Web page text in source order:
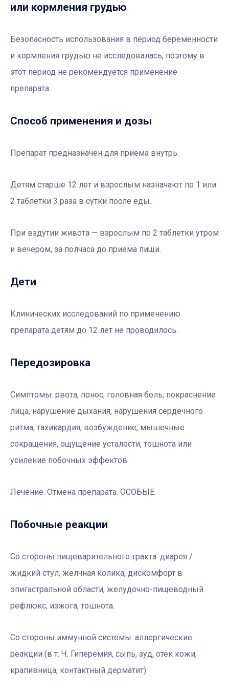
или кормления грудью
Безопасность использования в период беременности
и кормления грудью не исследовалась, поэтому в
этот период не рекомендуется применение
препарата.
Способ применения и дозы
Препарат предназначен для приема внутрь.
Детям старше 12 лет и взрослым назначают по 1 или
2 таблетки 3 раза в сутки после еды.
При вздутии живота — взрослым по 2 таблетки утром
и вечером, за полчаса до приема пищи.
Дети
Клинических исследований по применению
препарата детям до 12 лет не проводилось.
Передозировка
Симптомы: рвота, понос, головная боль, покраснение
лица, нарушение дыхания, нарушения сердечного
ритма, тахикардия, возбуждение, мышечные
сокращения, ощущение усталости, тошнота или
усиление побочных эффектов.
Лечение. Отмена препарата. ОСОБЫЕ.
Побочные реакции
Со стороны пищеварительного тракта: диарея /
жидкий стул, желчная колика, дискомфорт в
эпигастральной области, желудочно-пищеводный
рефлюкс, изжога, тошнота.
Со стороны иммунной системы: аллергические
реакции (в т. Ч. Гиперемия, сыпь, зуд, отек кожи,
крапивница, контактный дерматит).